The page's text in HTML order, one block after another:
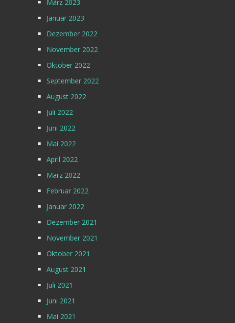
März 2023
Januar 2023
Dezember 2022
November 2022
Oktober 2022
September 2022
August 2022
Juli 2022
Juni 2022
Mai 2022
April 2022
März 2022
Februar 2022
Januar 2022
Dezember 2021
November 2021
Oktober 2021
August 2021
Juli 2021
Juni 2021
Mai 2021